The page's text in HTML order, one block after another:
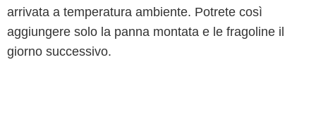
arrivata a temperatura ambiente. Potrete così
aggiungere solo la panna montata e le fragoline il
giorno successivo.